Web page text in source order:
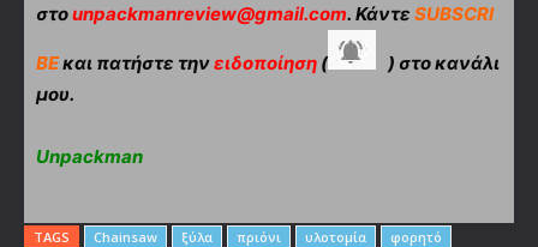
στοunpackmanreview@gmail.com. Κάντε SUBSCRI
BEκαι πατήστε τηνειδοποίηση (
) στο κανάλι
μου.
Unpackman
TAGS Chainsaw ξύλα πριόνι υλοτομία
φορητό